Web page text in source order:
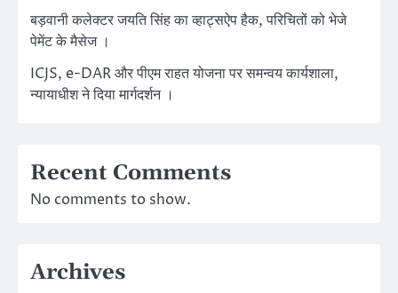
बड़वानी कलेक्टर जयति सिंह का व्हाट्सऐप हैक, परिचितों को भेजे
पेमेंट के मैसेज ।
ICJS, e-DAR और पीएम राहत योजना पर समन्वय कार्यशाला,
न्यायाधीश ने दिया मार्गदर्शन ।
Recent Comments
No comments to show.
Archives